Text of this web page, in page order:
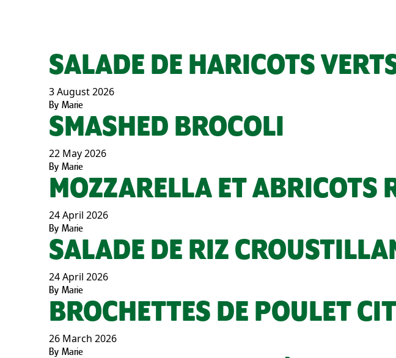
SALADE DE HARICOTS
3 August 2026
By Marie
SMASHED BROCOLI
22 May 2026
By Marie
MOZZARELLA ET ABRICOTS
24 April 2026
By Marie
SALADE DE RIZ
24 April 2026
By Marie
BROCHETTES DE POULET
26 March 2026
By Marie